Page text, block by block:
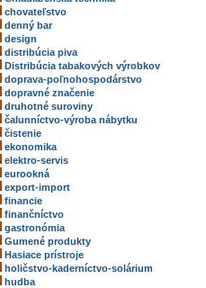
chovateľstvo
denný bar
design
distribúcia piva
Distribúcia tabakových výrobkov
doprava-poľnohospodárstvo
dopravné značenie
druhotné suroviny
čalunníctvo-výroba nábytku
čistenie
ekonomika
elektro-servis
eurookná
export-import
financie
finančníctvo
gastronómia
Gumené produkty
Hasiace prístroje
holičstvo-kaderníctvo-solárium
hudba